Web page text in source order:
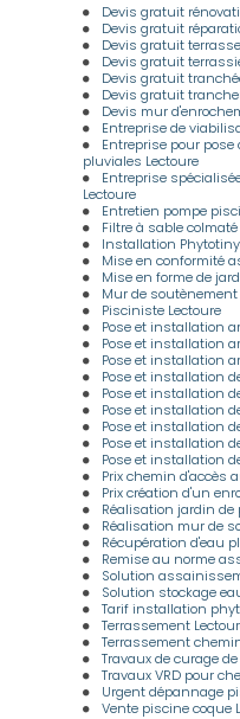
Devis gratuit
Devis gratuit
Devis gratuit
Devis gratuit
Devis gratuit
Devis gratuit
Devis mur
Entreprise de
Entreprise pour
pluviales Lectoure
Entreprise
Lectoure
Entretien pompe
Filtre à sable
Installation
Mise en conformité
Mise en forme de
Mur de soutènement
Pisciniste Lectoure
Pose et installation
Pose et installation
Pose et installation
Pose et installation
Pose et installation
Pose et installation
Pose et installation
Pose et installation
Pose et installation
Prix chemin d'accès
Prix création d'un
Réalisation jardin de
Réalisation mur de
Récupération d'eau
Remise au norme
Solution
Solution stockage
Tarif installation
Terrassement
Terrassement
Travaux de curage
Travaux VRD pour
Urgent dépannage
Vente piscine coque